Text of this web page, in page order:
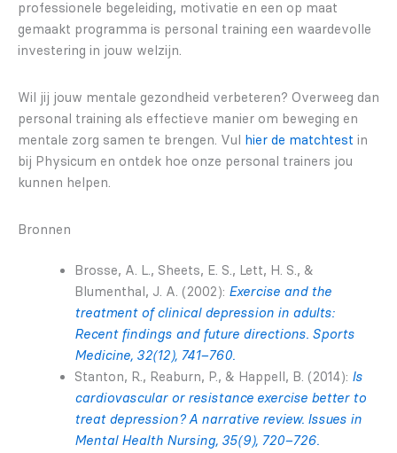
professionele begeleiding, motivatie en een op maat
gemaakt programma is personal training een waardevolle
investering in jouw welzijn.
Wil jij jouw mentale gezondheid verbeteren? Overweeg dan
personal training als effectieve manier om beweging en
mentale zorg samen te brengen. Vul hier de matchtest in
bij Physicum en ontdek hoe onze personal trainers jou
kunnen helpen.
Bronnen
Brosse, A. L., Sheets, E. S., Lett, H. S., &
Blumenthal, J. A. (2002): Exercise and the
treatment of clinical depression in adults:
Recent findings and future directions. Sports
Medicine, 32(12), 741–760.
Stanton, R., Reaburn, P., & Happell, B. (2014): Is
cardiovascular or resistance exercise better to
treat depression? A narrative review. Issues in
Mental Health Nursing, 35(9), 720–726.